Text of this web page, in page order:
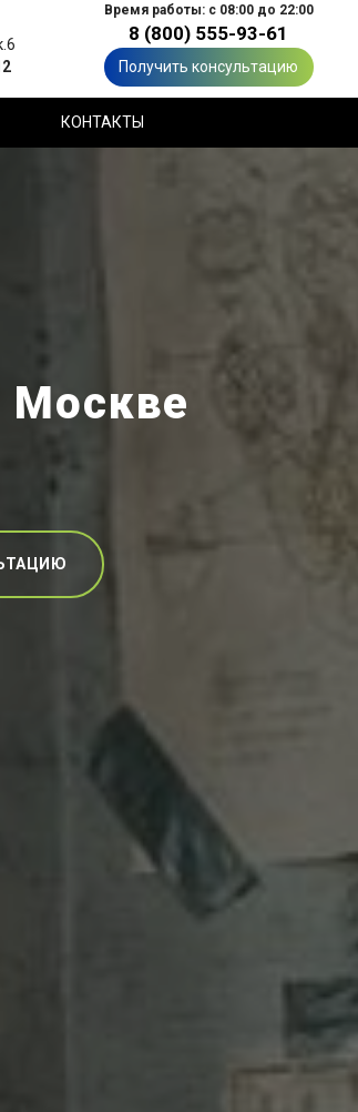
Время работы: с 08:00 до 22:00
8 (800) 555-93-61
Получить консультацию
КОНТАКТЫ
Москве